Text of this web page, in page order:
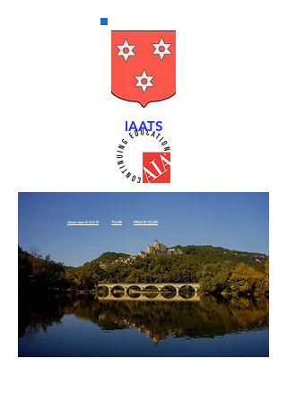
IAATS
TOURS PRIVATE TOURS
About Jean & IAATS